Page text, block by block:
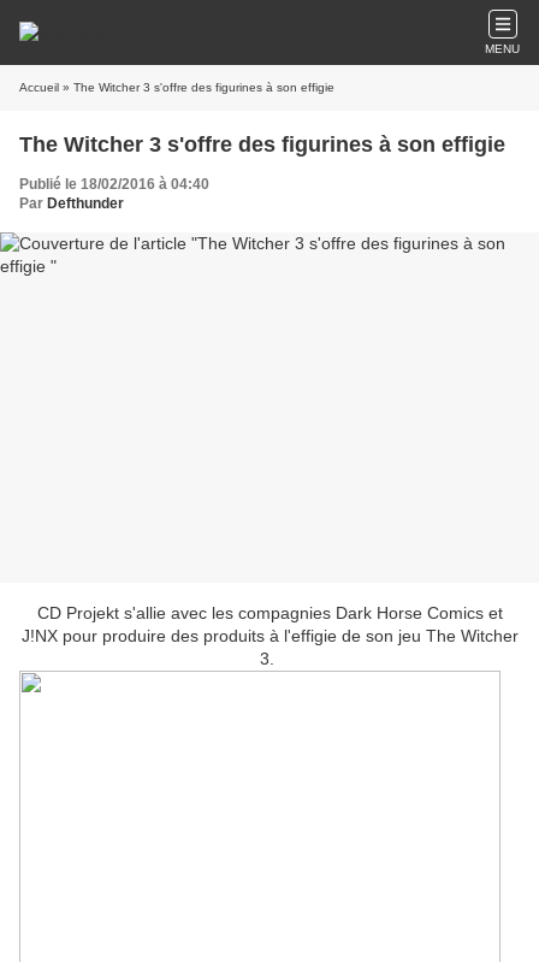
MENU
Accueil » The Witcher 3 s'offre des figurines à son effigie
The Witcher 3 s'offre des figurines à son effigie
Publié le 18/02/2016 à 04:40
Par Defthunder
CD Projekt s'allie avec les compagnies Dark Horse Comics et
J!NX pour produire des produits à l'effigie de son jeu The Witcher
3.